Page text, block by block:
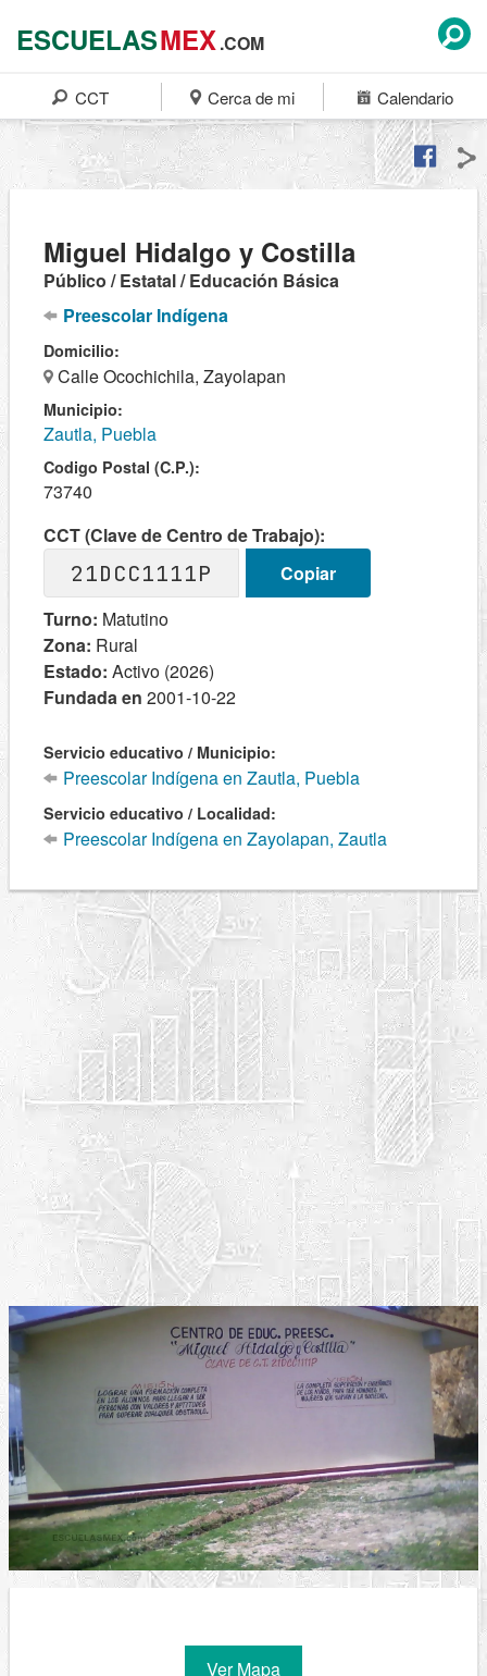
ESCUELASMEX.COM
CCT Cerca de mi Calendario
Miguel Hidalgo y Costilla
Público / Estatal / Educación Básica
Preescolar Indígena
Domicilio:
Calle Ocochichila, Zayolapan
Municipio:
Zautla, Puebla
Codigo Postal (C.P.):
73740
CCT (Clave de Centro de Trabajo):
21DCC1111P
Copiar
Turno: Matutino
Zona: Rural
Estado: Activo (2026)
Fundada en 2001-10-22
Servicio educativo / Municipio:
Preescolar Indígena en Zautla, Puebla
Servicio educativo / Localidad:
Preescolar Indígena en Zayolapan, Zautla
Ver Mapa